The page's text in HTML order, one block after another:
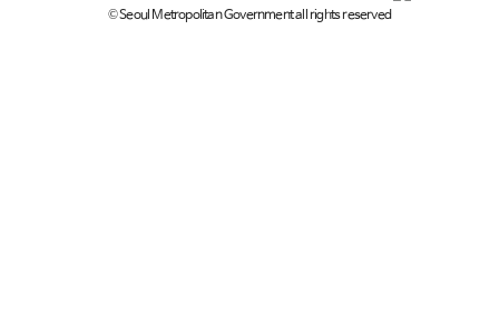
© Seoul Metropolitan Government all rights reserved